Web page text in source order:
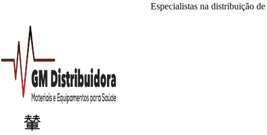
Especialistas na distribuição de